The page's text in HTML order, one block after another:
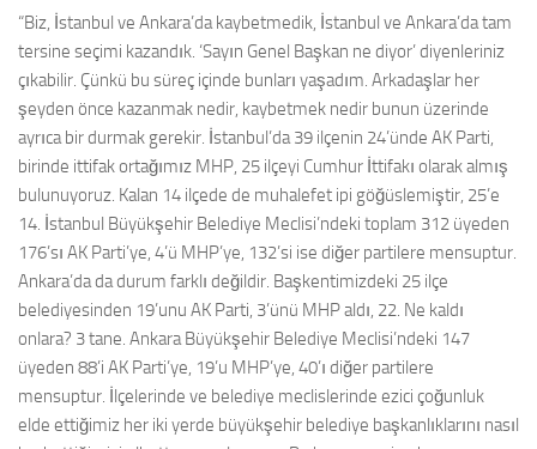
“Biz, İstanbul ve Ankara’da kaybetmedik, İstanbul ve Ankara’da tam
tersine seçimi kazandık. ‘Sayın Genel Başkan ne diyor’ diyenleriniz
çıkabilir. Çünkü bu süreç içinde bunları yaşadım. Arkadaşlar her
şeyden önce kazanmak nedir, kaybetmek nedir bunun üzerinde
ayrıca bir durmak gerekir. İstanbul’da 39 ilçenin 24’ünde AK Parti,
birinde ittifak ortağımız MHP, 25 ilçeyi Cumhur İttifakı olarak almış
bulunuyoruz. Kalan 14 ilçede de muhalefet ipi göğüslemiştir, 25’e
14. İstanbul Büyükşehir Belediye Meclisi’ndeki toplam 312 üyeden
176’sı AK Parti’ye, 4’ü MHP’ye, 132’si ise diğer partilere mensuptur.
Ankara’da da durum farklı değildir. Başkentimizdeki 25 ilçe
belediyesinden 19’unu AK Parti, 3’ünü MHP aldı, 22. Ne kaldı
onlara? 3 tane. Ankara Büyükşehir Belediye Meclisi’ndeki 147
üyeden 88’i AK Parti’ye, 19’u MHP’ye, 40’ı diğer partilere
mensuptur. İlçelerinde ve belediye meclislerinde ezici çoğunluk
elde ettiğimiz her iki yerde büyükşehir belediye başkanlıklarını nasıl